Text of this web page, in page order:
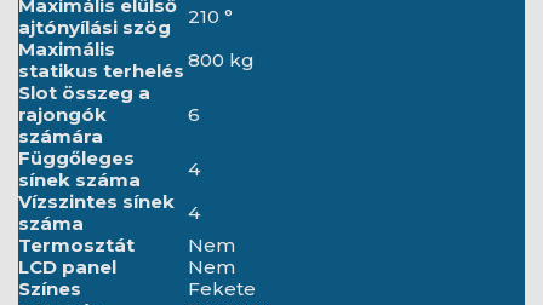
Maximális elülső
ajtónyílási szög
210 °
Maximális
statikus terhelés 800 kg
Slot összeg a
rajongók
számára
6
Függőleges
sínek száma
4
Vízszintes sínek
száma
4
Termosztát
Nem
LCD panel
Nem
Színes
Fekete